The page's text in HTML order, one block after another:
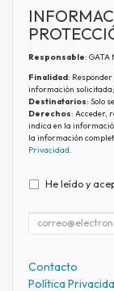
Responsable: GATA
Finalidad:
información solicitada;
Destinatarios: Solo
Derechos: Acceder,
indica en la
la información
Privacidad.
He leído y
Contacto
Política